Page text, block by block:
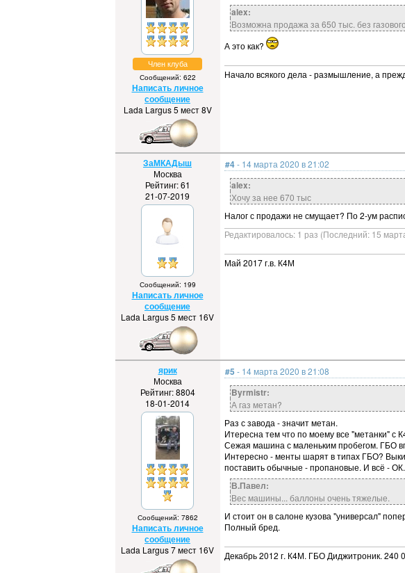
Член клуба
Сообщений: 622
Написать личное
сообщение
Lada Largus 5 мест 8V
alex:
Возможна продажа за 650 тыс. без
А это как?
Начало всякого дела - размышление, а
ЗаМКАДыш
Москва
Рейтинг: 61
21-07-2019
Сообщений: 199
Написать личное
сообщение
Lada Largus 5 мест 16V
#4- 14 марта 2020 в 21:02
alex:
Хочу за нее 670 тыс
Налог с продажи не смущает? По 2-ум
Редактировалось: 1 раз (Последний: 15
Май 2017 г.в. К4М
ярик
Москва
Рейтинг: 8804
18-01-2014
Сообщений: 7862
Написать личное
сообщение
Lada Largus 7 мест 16V
#5 - 14 марта 2020 в 21:08
Byrmistr:
А газ метан?
Раз с завода - значит метан.
Итересна тем что по моему все "метанки" с
Сежая машина с маленьким пробегом. ГБО
Интересно - менты шарят в типах ГБО?
поставить обычные - пропановые. И всё -
В.Павел:
Вес машины... баллоны очень тяжелые.
И стоит он в салоне кузова "универсал"
Полный бред.
Декабрь 2012 г. К4М. ГБО Диджитроник. 240